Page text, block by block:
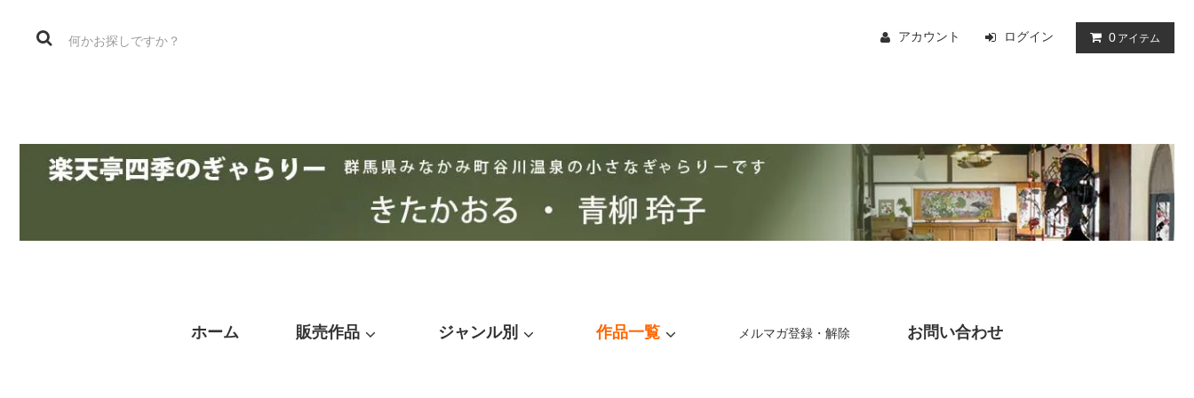
アカウント ログイン 0 アイテム
ホーム 販売作品 ジャンル別 作品一覧 メルマガ登録・解除 お問い合わせ